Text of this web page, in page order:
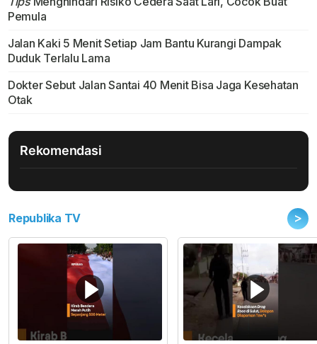
Pemula
Jalan Kaki 5 Menit Setiap Jam Bantu Kurangi Dampak
Duduk Terlalu Lama
Dokter Sebut Jalan Santai 40 Menit Bisa Jaga Kesehatan
Otak
Rekomendasi
Republika TV >